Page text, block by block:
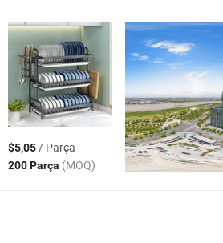
$5,05/ Parça
200 Parça (MOQ)